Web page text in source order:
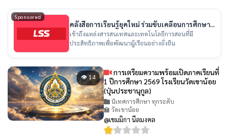
Sponsored
คลังสื่อการเรียนรู้ยุคใหม่ ร่วมขับเคลื่อนการศึกษา
ไทย
เข้าถึงแหล่งสารสนเทศและเทคโนโลยีการสอนที่มี
ประสิทธิภาพเพื่อพัฒนาผู้เรียนอย่างยั่งยืน
👁 14
การเตรียมความพร้อมเปิดภาคเรียนที่
1 ปีการศึกษา 2569 โรงเรียนวัดเขาน้อย
(ปุ่นประชานุกูล)
นิเทศการศึกษา ทุกระดับ
🏫 วัดเขาน้อย
@เขมมิกา นีลมงคล